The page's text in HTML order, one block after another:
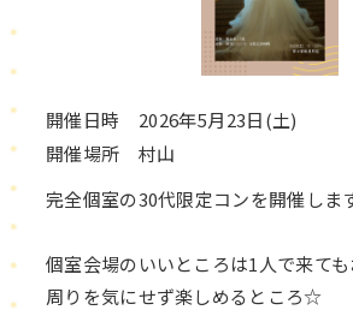
開催日時 2026年5月23日(土)
開催場所 村山
完全個室の30代限定コンを開催しま
個室会場のいいところは1人で来て
周りを気にせず楽しめるところ☆